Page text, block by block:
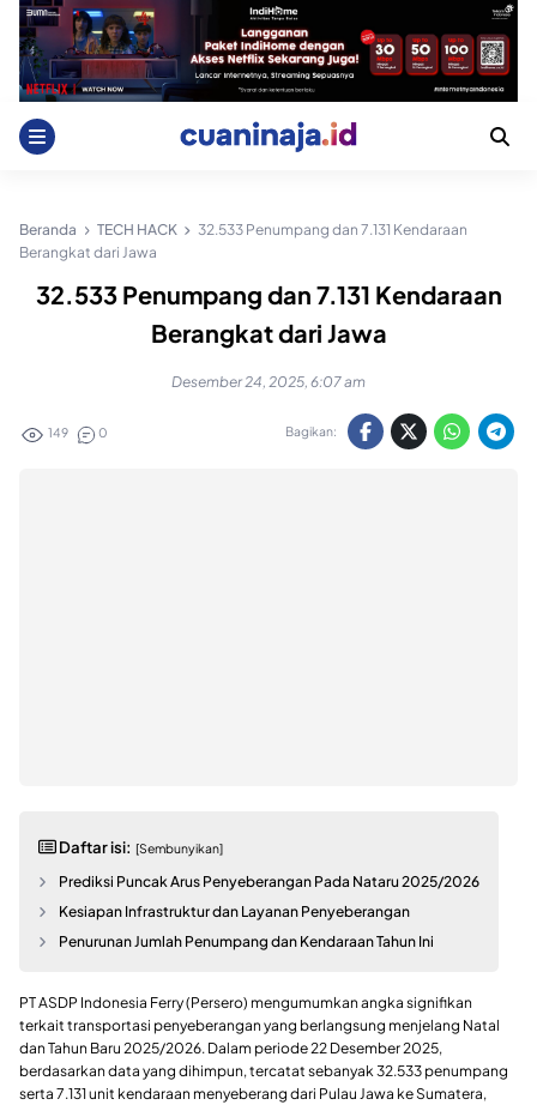
Skip
content
Beranda TECH HACK
32.533 Penumpang dan 7.131 Kendaraan
Berangkat dari Jawa
32.533 Penumpang dan 7.131 Kendaraan
Berangkat dari Jawa
Desember 24, 2025, 6:07 am
149 0 Bagikan:
Daftar isi: [Sembunyikan]
Prediksi Puncak Arus Penyeberangan Pada Nataru 2025/2026
Kesiapan Infrastruktur dan Layanan Penyeberangan
Penurunan Jumlah Penumpang dan Kendaraan Tahun Ini
PT ASDP Indonesia Ferry (Persero) mengumumkan angka signifikan
terkait transportasi penyeberangan yang berlangsung menjelang Natal
dan Tahun Baru 2025/2026. Dalam periode 22 Desember 2025,
berdasarkan data yang dihimpun, tercatat sebanyak 32.533 penumpang
serta 7.131 unit kendaraan menyeberang dari Pulau Jawa ke Sumatera,